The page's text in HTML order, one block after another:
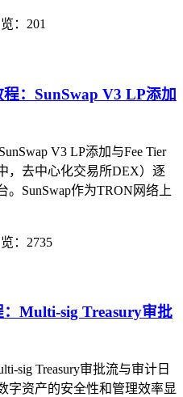
：201
：SunSwap V3 LP添加
V3 LP添加与Fee Tier
，去中心化交易所DEX）逐
SunSwap作为TRON网络上
：2735
Multi-sig Treasury审批
sig Treasury审批流与审计日
字资产的安全性和管理效率显